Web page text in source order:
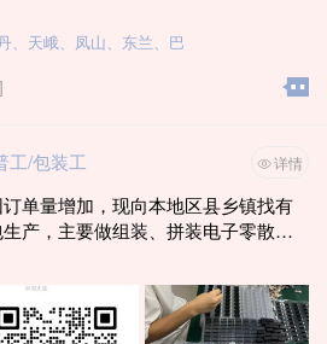
滴一年以上没跑过的也可以)
辆）
、天峨、凤山、东兰、巴
工/包装工 详情
单量增加，现向本地区县乡镇找有
产，主要做组装、拼装电子零散
人一天180到300元左右，带队月入3
做好上门回收！所有运输企业负
李经理，有意向可直接来企业